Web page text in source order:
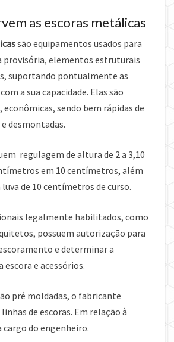
as escoras metálicas
são equipamentos usados para
provisória, elementos estruturais
suportando pontualmente as
a sua capacidade. Elas são
econômicas, sendo bem rápidas de
desmontadas.
regulagem de altura de 2 a 3,10
em 10 centímetros, além
de 10 centímetros de curso.
legalmente habilitados, como
possuem autorização para
e determinar a
escora e acessórios.
pré moldadas, o fabricante
de escoras. Em relação à
cargo do engenheiro.